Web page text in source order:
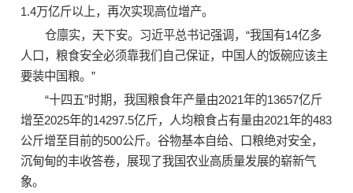
1.4万亿斤以上，再次实现高位增产。
仓廪实，天下安。习近平总书记强调，“我国有14亿多
人口，粮食安全必须靠我们自己保证，中国人的饭碗应该主
要装中国粮。”
“十四五”时期，我国粮食年产量由2021年的13657亿斤
增至2025年的14297.5亿斤，人均粮食占有量由2021年的483
公斤增至目前的500公斤。谷物基本自给、口粮绝对安全，
沉甸甸的丰收答卷，展现了我国农业高质量发展的崭新气
象。